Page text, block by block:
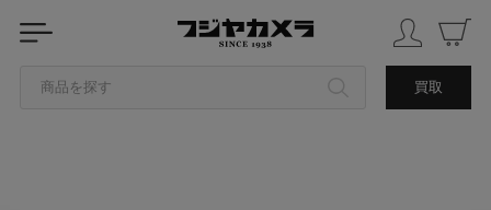
商品を探す 買取